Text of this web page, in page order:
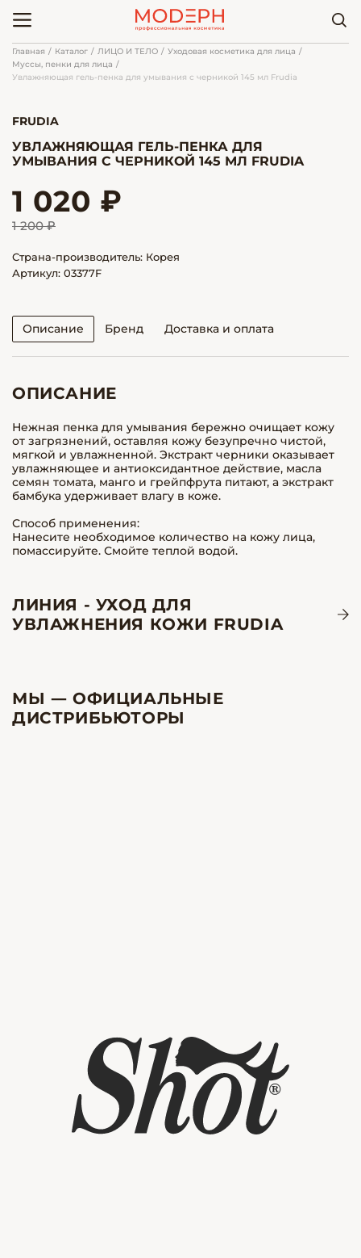
Главная Каталог ЛИЦО И ТЕЛО
Уходовая косметика для лица
Муссы, пенки для лица
Увлажняющая гель-пенка для умывания с черникой 145 мл Frudia
FRUDIA
УВЛАЖНЯЮЩАЯ ГЕЛЬ-ПЕНКА ДЛЯ
УМЫВАНИЯ С ЧЕРНИКОЙ 145 МЛ FRUDIA
1 020 ₽
1 200 ₽
Страна-производитель: Корея
Артикул: 03377F
Описание Бренд Доставка и оплата
ОПИСАНИЕ
Нежная пенка для умывания бережно очищает кожу
от загрязнений, оставляя кожу безупречно чистой,
мягкой и увлажненной. Экстракт черники оказывает
увлажняющее и антиоксидантное действие, масла
семян томата, манго и грейпфрута питают, а экстракт
бамбука удерживает влагу в коже.
Способ применения:
Нанесите необходимое количество на кожу лица,
помассируйте. Смойте теплой водой.
ЛИНИЯ - УХОД ДЛЯ
УВЛАЖНЕНИЯ КОЖИ FRUDIA
МЫ — ОФИЦИАЛЬНЫЕ
ДИСТРИБЬЮТОРЫ